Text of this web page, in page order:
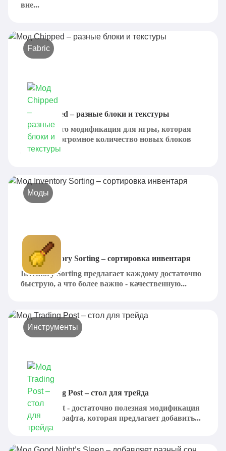
вне...
Fabric
Мод Chipped – разные блоки и текстуры
Chipped - это модификация для игры, которая
добавляет огромное количество новых блоков
для...
Моды
Мод Inventory Sorting – сортировка инвентаря
Inventory Sorting предлагает каждому достаточно
быструю, а что более важно - качественную...
Инструменты
Мод Trading Post – стол для трейда
Trading Post - достаточно полезная модификация
для Майнкрафта, которая предлагает добавить...